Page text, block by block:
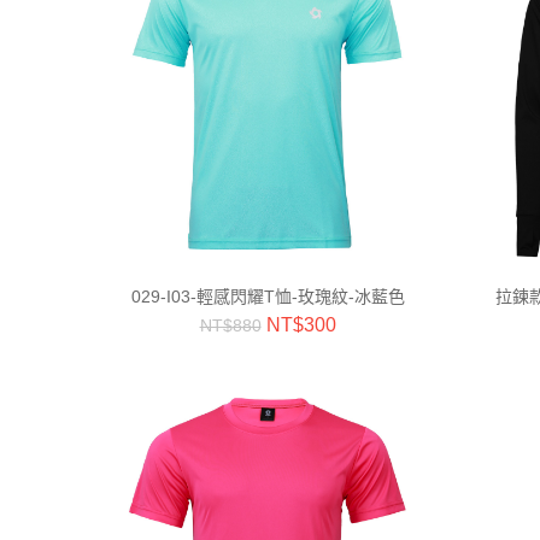
029-I03-輕感閃耀T恤-玫瑰紋-冰藍色
NT$880 NT$300
拉鍊